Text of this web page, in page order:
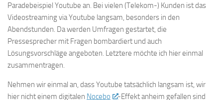
Paradebeispiel Youtube an. Bei vielen (Telekom-) Kunden ist das
Videostreaming via Youtube langsam, besonders in den
Abendstunden. Da werden Umfragen gestartet, die
Pressesprecher mit Fragen bombardiert und auch
Lösungsvorschläge angeboten. Letztere möchte ich hier einmal
zusammentragen.
Nehmen wir einmal an, dass Youtube tatsächlich langsam ist, wir
hier nicht einem digitalen Nocebo
-Effekt anheim gefallen sind